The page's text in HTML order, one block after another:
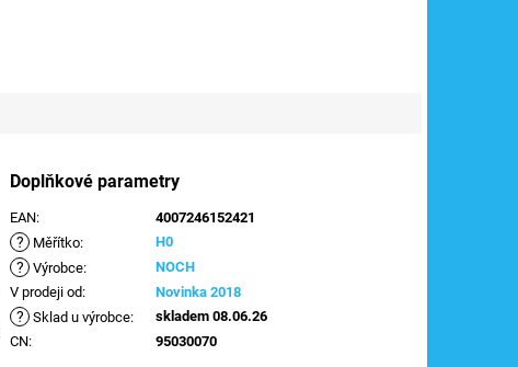
Doplňkové parametry
EAN: 4007246152421
? Měřítko: H0
? Výrobce:
NOCH
V prodeji od: Novinka 2018
? Sklad u výrobce:
skladem 08.06.26
CN: 95030070